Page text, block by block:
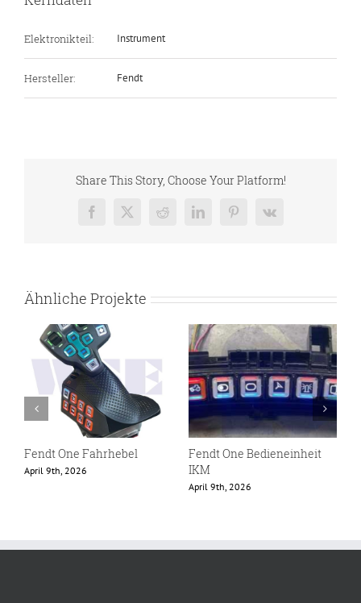
Elektronikteil: Instrument
Hersteller: Fendt
Share This Story, Choose Your Platform!
Facebook
X RedditLinkedInPinterest
Vk
Ähnliche Projekte
Fendt One Fahrhebel
April 9th, 2026
Fendt One Bedieneinheit
IKM
April 9th, 2026